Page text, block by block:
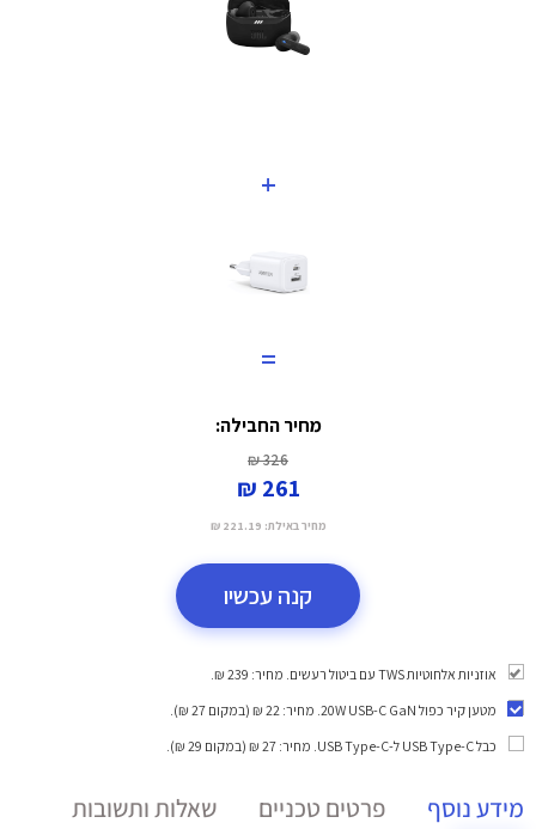
+
=
מחיר החבילה:
326 ₪
261 ₪
מחיר באילת: 221.19 ₪
קנה עכשיו
אוזניות אלחוטיות TWS עם ביטול רעשים. מחיר: 239 ₪.
מטען קיר כפול 20W USB-C GaN
. מחיר: 22 ₪ (במקום 27 ₪).
כבל USB Type-C ל-USB Type-C
. מחיר: 27 ₪ (במקום 29 ₪).
מידע נוסף פרטים טכניים שאלות ותשובות